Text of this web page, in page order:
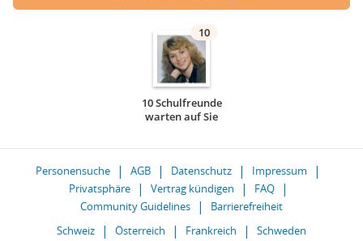
10
10 Schulfreunde
warten auf Sie
Personensuche AGB Datenschutz
Impressum
Privatsphäre
Vertrag kündigen
FAQ
Community Guidelines
Barrierefreiheit
Schweiz
Österreich Frankreich Schweden